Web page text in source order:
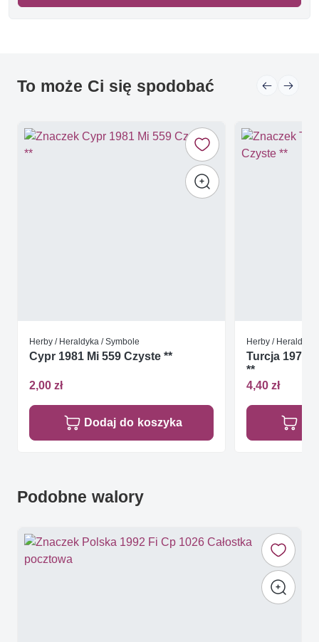
To może Ci się spodobać
Herby / Heraldyka / Symbole
Cypr 1981 Mi 559 Czyste **
2,00 zł
Dodaj do koszyka
Herby / Heraldyka
Turcja 1979
**
4,40 zł
Podobne walory